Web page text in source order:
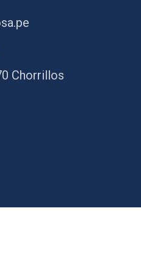
Chorrillos